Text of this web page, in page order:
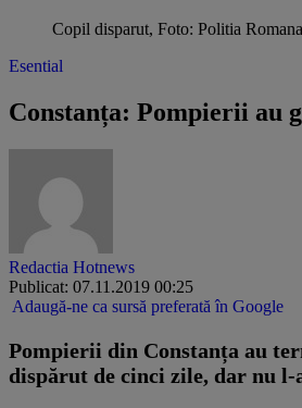
Copil disparut, Foto: Politia Romana
Esential
Constanța: Pompierii au
Redactia Hotnews
Publicat: 07.11.2019 00:25
Adaugă-ne ca sursă preferată în Google
Pompierii din Constanța au
dispărut de cinci zile, dar nu l-